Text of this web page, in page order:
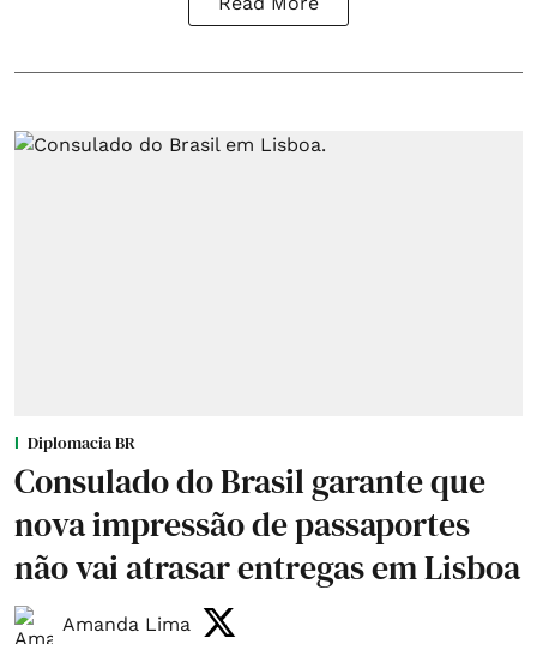
Diplomacia BR
Consulado do Brasil garante que
nova impressão de passaportes
não vai atrasar entregas em Lisboa
Amanda Lima